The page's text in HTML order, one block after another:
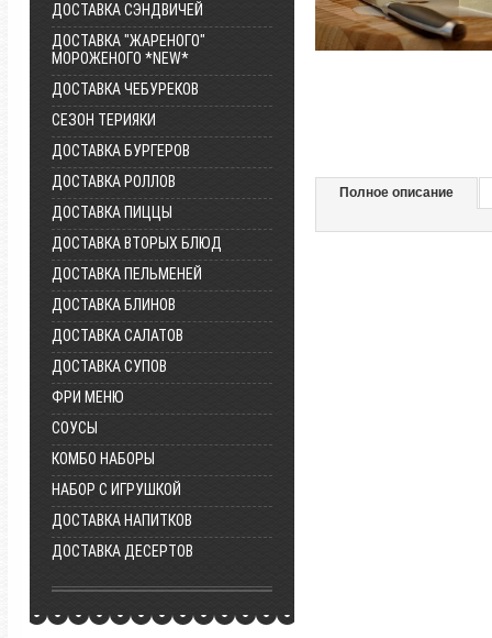
Полное описание
ДОСТАВКА СЭНДВИЧЕЙ
ДОСТАВКА "ЖАРЕНОГО"
МОРОЖЕНОГО *NEW*
ДОСТАВКА ЧЕБУРЕКОВ
СЕЗОН ТЕРИЯКИ
ДОСТАВКА БУРГЕРОВ
ДОСТАВКА РОЛЛОВ
ДОСТАВКА ПИЦЦЫ
ДОСТАВКА ВТОРЫХ БЛЮД
ДОСТАВКА ПЕЛЬМЕНЕЙ
ДОСТАВКА БЛИНОВ
ДОСТАВКА САЛАТОВ
ДОСТАВКА СУПОВ
ФРИ МЕНЮ
СОУСЫ
КОМБО НАБОРЫ
НАБОР С ИГРУШКОЙ
ДОСТАВКА НАПИТКОВ
ДОСТАВКА ДЕСЕРТОВ